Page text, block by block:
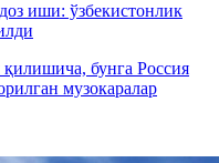
иши: ўзбекистонлик
бунга Россия
музокаралар